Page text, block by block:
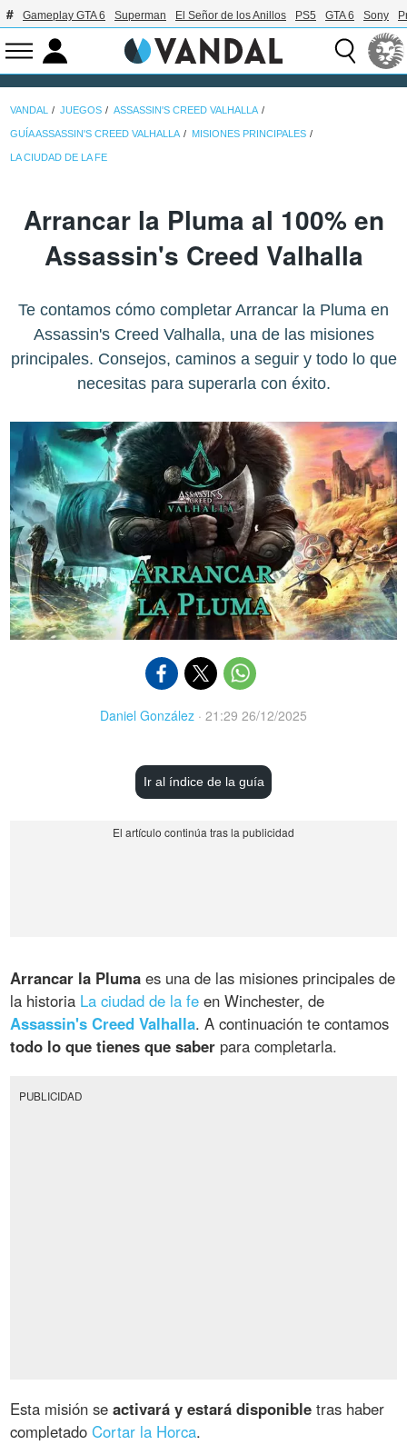
Gameplay GTA 6 Superman El Señor de los Anillos PS5 GTA 6 Sony
VANDAL JUEGOS ASSASSIN'S CREED VALHALLA
GUÍA ASSASSIN'S CREED VALHALLA MISIONES PRINCIPALES
LA CIUDAD DE LA FE
Arrancar la Pluma al 100% en
Assassin's Creed Valhalla
Te contamos cómo completar Arrancar la Pluma en
Assassin's Creed Valhalla, una de las misiones
principales. Consejos, caminos a seguir y todo lo que
necesitas para superarla con éxito.
Daniel González · 21:29 26/12/2025
Ir al índice de la guía
Arrancar la Pluma es una de las misiones principales de
la historia La ciudad de la fe en Winchester, de
Assassin's Creed Valhalla. A continuación te contamos
todo lo que tienes que saber para completarla.
PUBLICIDAD
Esta misión seactivará y estará disponible tras haber
completadoCortar la Horca.